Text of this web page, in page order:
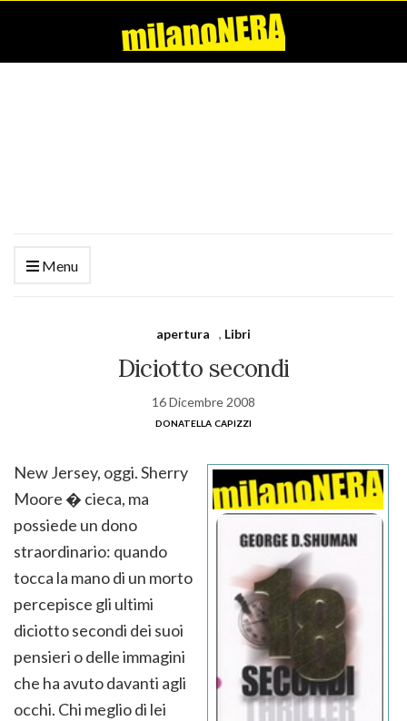
Menu
apertura , Libri
Diciotto secondi
16 Dicembre 2008
donatella capizzi
New Jersey, oggi. Sherry
Moore � cieca, ma
possiede un dono
straordinario: quando
tocca la mano di un morto
percepisce gli ultimi
diciotto secondi dei suoi
pensieri o delle immagini
che ha avuto davanti agli
occhi. Chi meglio di lei